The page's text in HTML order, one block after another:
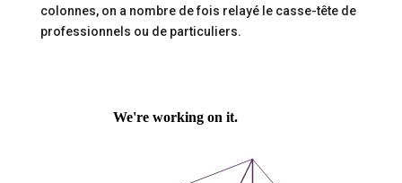
colonnes, on a nombre de fois relayé le casse-tête de
professionnels ou de particuliers.